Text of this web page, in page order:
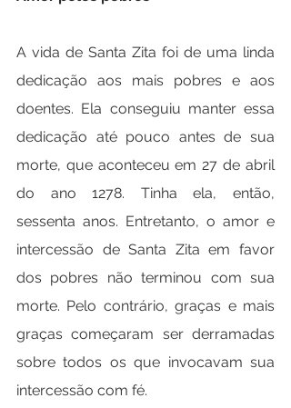
A vida de Santa Zita foi de uma linda
dedicação aos mais pobres e aos
doentes. Ela conseguiu manter essa
dedicação até pouco antes de sua
morte, que aconteceu em 27 de abril
do ano 1278. Tinha ela, então,
sessenta anos. Entretanto, o amor e
intercessão de Santa Zita em favor
dos pobres não terminou com sua
morte. Pelo contrário, graças e mais
graças começaram ser derramadas
sobre todos os que invocavam sua
intercessão com fé.